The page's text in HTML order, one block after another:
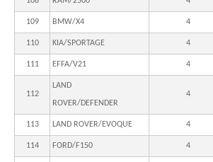
109 BMW/X4 4
110 KIA/SPORTAGE 4
111 EFFA/V21 4
112
LAND
ROVER/DEFENDER
4
113 LAND ROVER/EVOQUE 4
114 FORD/F150 4